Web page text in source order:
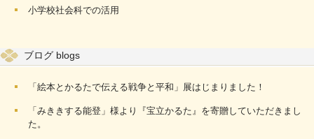
小学校社会科での活用
ブログ blogs
「絵本とかるたで伝える戦争と平和」展はじまりました！
「みききする能登」様より『宝立かるた』を寄贈していただきまし
た。